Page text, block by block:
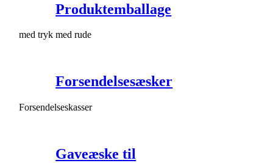
Produktemballage
med tryk med rude
Forsendelsesæsker
Forsendelseskasser
Gaveæske til